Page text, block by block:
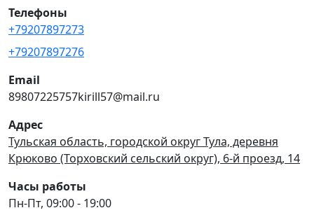
Телефоны
+79207897273
+79207897276
Email
89807225757kirill57@mail.ru
Адрес
Тульская область, городской округ Тула, деревня
Крюково (Торховский сельский округ), 6-й проезд, 14
Часы работы
Пн-Пт, 09:00 - 19:00